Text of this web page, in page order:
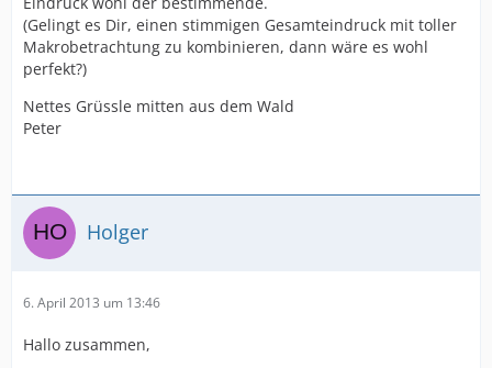
(Gelingt es Dir, einen stimmigen Gesamteindruck mit toller
Makrobetrachtung zu kombinieren, dann wäre es wohl
perfekt?)
Nettes Grüssle mitten aus dem Wald
Peter
Holger
6. April 2013 um 13:46
Hallo zusammen,